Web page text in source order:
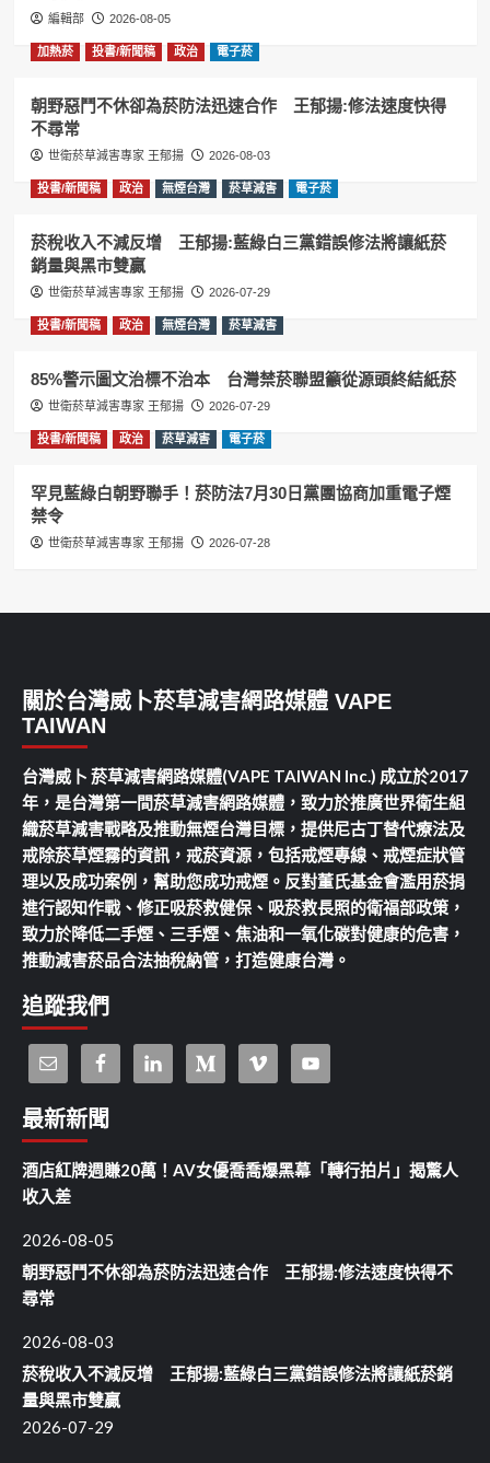
編輯部 2026-08-05
加熱菸 投書/新聞稿 政治 電子菸
朝野惡鬥不休卻為菸防法迅速合作 王郁揚:修法速度快得
不尋常
世衛菸草減害專家 王郁揚 2026-08-03
投書/新聞稿 政治 無煙台灣 菸草減害 電子菸
菸稅收入不減反增 王郁揚:藍綠白三黨錯誤修法將讓紙菸
銷量與黑市雙贏
世衛菸草減害專家 王郁揚 2026-07-29
投書/新聞稿 政治 無煙台灣 菸草減害
85%警示圖文治標不治本 台灣禁菸聯盟籲從源頭終結紙菸
世衛菸草減害專家 王郁揚 2026-07-29
投書/新聞稿 政治 菸草減害 電子菸
罕見藍綠白朝野聯手！菸防法7月30日黨團協商加重電子煙
禁令
世衛菸草減害專家 王郁揚 2026-07-28
關於台灣威卜菸草減害網路媒體 VAPE
TAIWAN
台灣威卜 菸草減害網路媒體(VAPE TAIWAN Inc.) 成立於2017
年，是台灣第一間菸草減害網路媒體，致力於推廣世界衛生組
織菸草減害戰略及推動無煙台灣目標，提供尼古丁替代療法及
戒除菸草煙霧的資訊，戒菸資源，包括戒煙專線、戒煙症狀管
理以及成功案例，幫助您成功戒煙。反對董氏基金會濫用菸捐
進行認知作戰、修正吸菸救健保、吸菸救長照的衛福部政策，
致力於降低二手煙、三手煙、焦油和一氧化碳對健康的危害，
推動減害菸品合法抽稅納管，打造健康台灣。
追蹤我們
最新新聞
酒店紅牌週賺20萬！AV女優喬喬爆黑幕「轉行拍片」揭驚人
收入差
2026-08-05
朝野惡鬥不休卻為菸防法迅速合作 王郁揚:修法速度快得不
尋常
2026-08-03
菸稅收入不減反增 王郁揚:藍綠白三黨錯誤修法將讓紙菸銷
量與黑市雙贏
2026-07-29